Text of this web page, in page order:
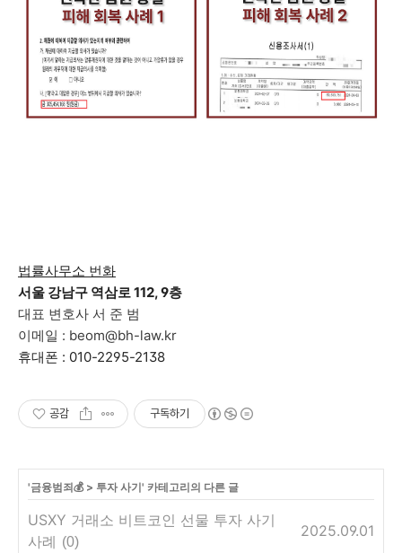
법률사무소 번화
서울 강남구 역삼로 112, 9층
대표 변호사 서 준 범
이메일 : beom@bh-law.kr
휴대폰 : 010-2295-2138
공감 구독하기
'금융범죄💰> 투자 사기' 카테고리의 다른 글
USXY 거래소 비트코인 선물 투자 사기
사례 (0)
2025.09.01